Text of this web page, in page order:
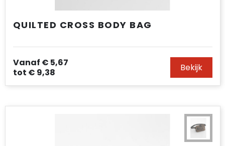
QUILTED CROSS BODY BAG
Vanaf € 5,67
tot € 9,38 Bekijk